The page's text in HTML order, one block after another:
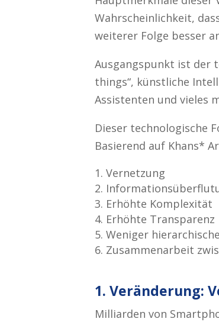
Wahrscheinlichkeit,
weiterer Folge besser
Ausgangspunkt ist der
things“, künstliche
Assistenten und vieles
Dieser technologische
Basierend auf Khans*
Vernetzung
Erhöhte Komplexität
Erhöhte Transparenz
Weniger
Zusammenarbeit
1. Veränderung:
Milliarden von